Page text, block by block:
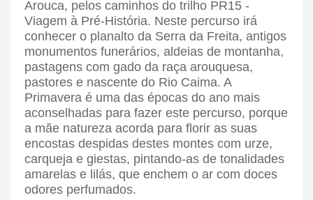
Arouca, pelos caminhos do trilho PR15 -
Viagem à Pré-História. Neste percurso irá
conhecer o planalto da Serra da Freita, antigos
monumentos funerários, aldeias de montanha,
pastagens com gado da raça arouquesa,
pastores e nascente do Rio Caima. A
Primavera é uma das épocas do ano mais
aconselhadas para fazer este percurso, porque
a mãe natureza acorda para florir as suas
encostas despidas destes montes com urze,
carqueja e giestas, pintando-as de tonalidades
amarelas e lilás, que enchem o ar com doces
odores perfumados.